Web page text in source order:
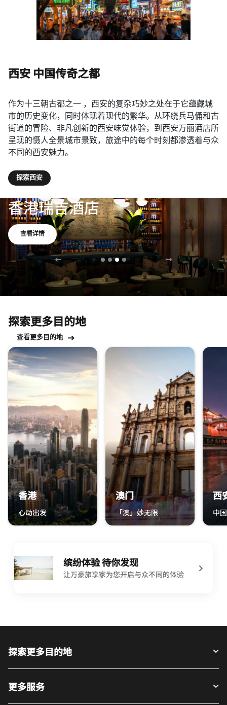
西安 中国传奇之都
作为十三朝古都之一 ，西安的复杂巧妙之处在于它蕴藏城
市的历史变化，同时体现着现代的繁华。从环绕兵马俑和古
街道的冒险、非凡创新的西安味觉体验，到西安万丽酒店所
呈现的慑人全景城市景致，旅途中的每个时刻都渗透着与众
不同的西安魅力。
探索西安
香港海洋公园万豪酒店
查看详情
探索更多目的地
跳过 探索更多目的地 轮播 使用 15 张卡。
查看更多目的地
香港
心动出发
澳门
「澳」妙无限
西
中
缤纷体验 待你发现
让万豪旅享家为您开启与众不同的体验
探索更多目的地
更多服务